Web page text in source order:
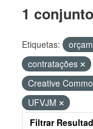
1
Etiquetas:
contratações
Creative
UFVJM
Filtrar